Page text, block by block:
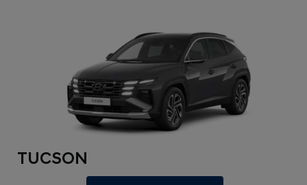
TUCSON